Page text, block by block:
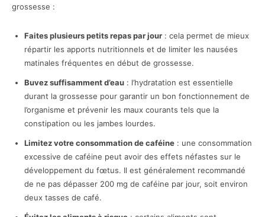
grossesse :
Faites plusieurs petits repas par jour : cela permet de mieux
répartir les apports nutritionnels et de limiter les nausées
matinales fréquentes en début de grossesse.
Buvez suffisamment d’eau : l’hydratation est essentielle
durant la grossesse pour garantir un bon fonctionnement de
l’organisme et prévenir les maux courants tels que la
constipation ou les jambes lourdes.
Limitez votre consommation de caféine : une consommation
excessive de caféine peut avoir des effets néfastes sur le
développement du fœtus. Il est généralement recommandé
de ne pas dépasser 200 mg de caféine par jour, soit environ
deux tasses de café.